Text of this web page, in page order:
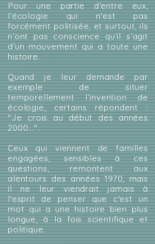
Pour une partie d’entre eux,
l’écologie qui n'est pas
forcément politisée, et surtout, ils
n’ont pas conscience qu’il s’agit
d’un mouvement qui a toute une
histoire.
Quand je leur demande par
exemple de situer
temporellement l’invention de
écologie, certains répondent :
"Je crois au début des années
2000...".
Ceux qui viennent de familles
engagées, sensibles à ces
questions, remontent aux
alentours des années 1970, mais
il ne leur viendrait jamais à
l'esprit de penser que c'est un
mot qui a une histoire bien plus
longue, à la fois scientifique et
politique.